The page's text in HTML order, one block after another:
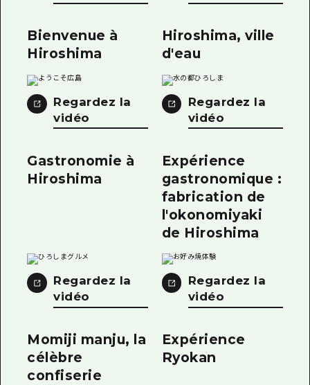
Bienvenue à
Hiroshima
Regardez la
vidéo
Hiroshima, ville
d'eau
Regardez la
vidéo
Gastronomie à
Hiroshima
Regardez la
vidéo
Expérience
gastronomique :
fabrication de
l'okonomiyaki
de Hiroshima
Regardez la
vidéo
Momiji manju, la
célèbre
confiserie
Expérience
Ryokan